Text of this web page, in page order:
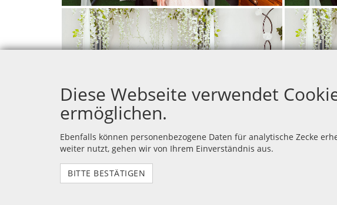
Diese Webseite verwendet
ermöglichen.
Ebenfalls können personenbezogene Daten für analytische Zecke
weiter nutzt, gehen wir von Ihrem Einverständnis aus.
BITTE BESTÄTIGEN